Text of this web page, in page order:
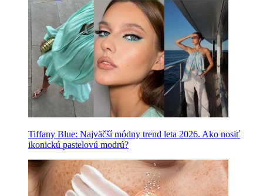
Tiffany Blue: Najväčší módny trend leta 2026. Ako nosiť
ikonickú pastelovú modrú?